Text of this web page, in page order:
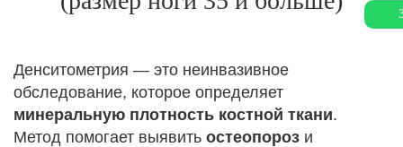
Денситометрия — это неинвазивное
обследование, которое определяет
минеральную плотность костной ткани.
Метод помогает выявить остеопороз и